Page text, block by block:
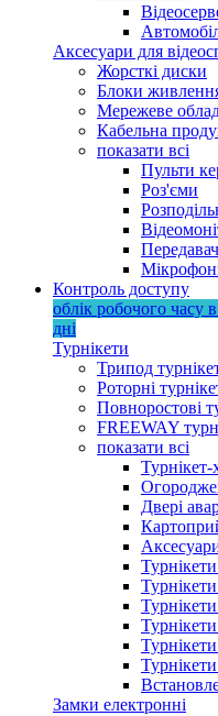
Аксесуари для
Жорсткі диски
Блоки
Мережеве
Кабельна
показати всі
Пульти
Роз'єми
Контроль доступу
облік робочого часу в
дні
Турнікети
Трипод
Роторні
Повноростові
FREEWAY
показати всі
Турнікет-
Двері
Замки електронні